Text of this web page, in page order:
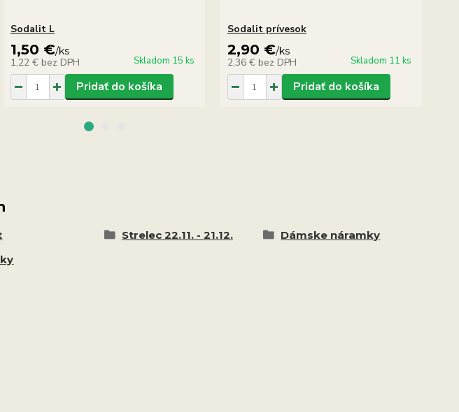
Sodalit L
1,50 €/ks
1,22 € bez DPH Skladom 15 ks
Pridať do košíka
Sodalit prívesok
2,90 €/ks
2,36 € bez DPH Skladom 11 ks
Pridať do košíka
Strelec 22.11. - 21.12.
Dámske náramky